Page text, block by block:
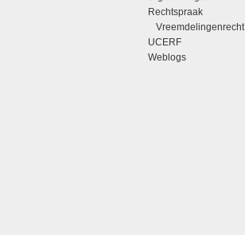
Rechtspraak
Vreemdelingenrecht
UCERF
Weblogs